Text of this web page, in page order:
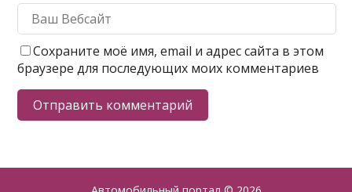
Сохраните моё имя, email и адрес сайта в этом
браузере для последующих моих комментариев